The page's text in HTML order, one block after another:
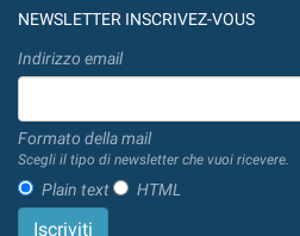
NEWSLETTER INSCRIVEZ-VOUS
Indirizzo email
Formato della mail
Scegli il tipo di newsletter che vuoi ricevere.
Plain text HTML